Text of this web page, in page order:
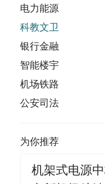
电力能源
科教文卫
银行金融
智能楼宇
机场铁路
公安司法
为你推荐
机架式电源